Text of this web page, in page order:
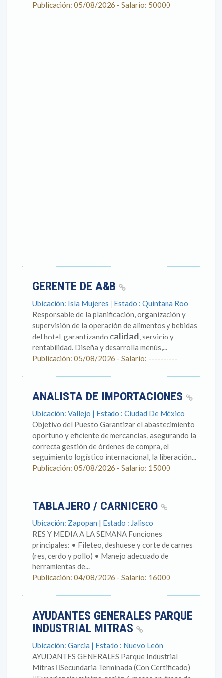
Publicación: 05/08/2026 - Salario: 50000
GERENTE DE A&B
Ubicación: Isla Mujeres | Estado : Quintana Roo
Responsable de la planificación, organización y
supervisión de la operación de alimentos y bebidas
del hotel, garantizando calidad, servicio y
rentabilidad. Diseña y desarrolla menús,...
Publicación: 05/08/2026 - Salario: ----------
ANALISTA DE IMPORTACIONES
Ubicación: Vallejo | Estado : Ciudad De México
Objetivo del Puesto Garantizar el abastecimiento
oportuno y eficiente de mercancías, asegurando la
correcta gestión de órdenes de compra, el
seguimiento logístico internacional, la liberación...
Publicación: 05/08/2026 - Salario: 15000
TABLAJERO / CARNICERO
Ubicación: Zapopan | Estado : Jalisco
RES Y MEDIA A LA SEMANA Funciones
principales: • Fileteo, deshuese y corte de carnes
(res, cerdo y pollo) • Manejo adecuado de
herramientas de...
Publicación: 04/08/2026 - Salario: 16000
AYUDANTES GENERALES PARQUE
INDUSTRIAL MITRAS
Ubicación: Garcia | Estado : Nuevo León
AYUDANTES GENERALES Parque Industrial
Mitras Secundaria Terminada (Con Certificado)